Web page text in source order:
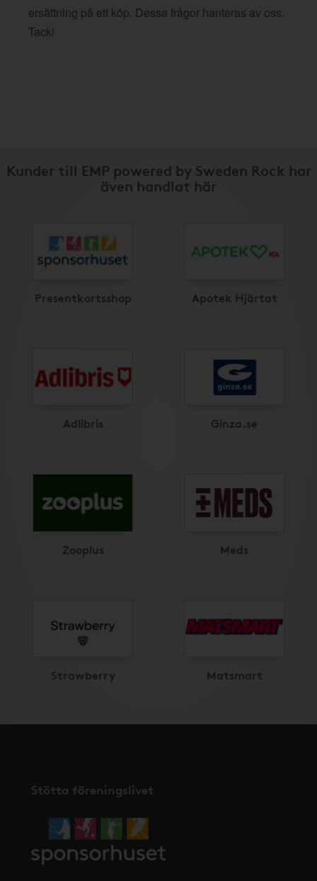
ersättning på ett köp. Dessa frågor hanteras av oss.
Tack!
Kunder till EMP powered by Sweden Rock har
även handlat här
Presentkortsshop Apotek Hjärtat
Adlibris Ginza.se
Zooplus Meds
Strawberry Matsmart
Stötta föreningslivet